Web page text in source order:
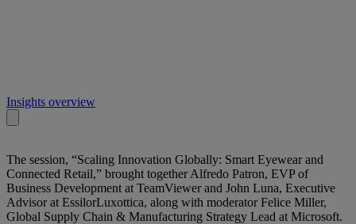
Insights overview
The session, “Scaling Innovation Globally: Smart Eyewear and
Connected Retail,” brought together Alfredo Patron, EVP of
Business Development at TeamViewer and John Luna, Executive
Advisor at EssilorLuxottica, along with moderator Felice Miller,
Global Supply Chain & Manufacturing Strategy Lead at Microsoft.